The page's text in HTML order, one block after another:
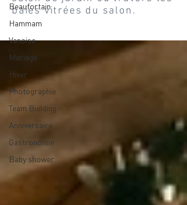
Beaufortain
Hammam
Vanoise
Mariage
Hiver
Photographie
Team Building
Anniversaire
Gastronomie
Baby shower
baies vitrées du salon.